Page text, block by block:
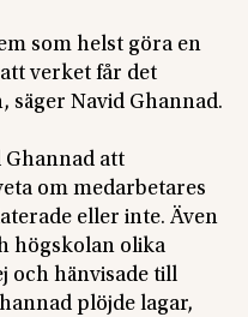
som helst göra en
verket får det
säger Navid Ghannad.
Ghannad att
om medarbetares
eller inte. Även
högskolan olika
och hänvisade till
plöjde lagar,